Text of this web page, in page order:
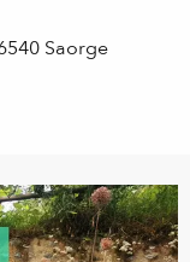
Saorge